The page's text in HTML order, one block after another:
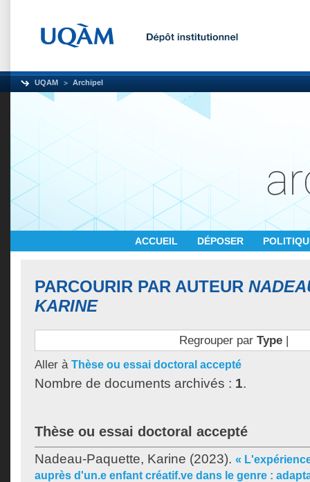
UQAM Archipel
ACCUEIL DÉPOSER
PARCOURIR PAR AUTEUR
KARINE
Regrouper par Type|
Aller à Thèse ou essai doctoral accepté
Nombre de documents archivés : 1.
Thèse ou essai doctoral accepté
Nadeau-Paquette, Karine (2023). «
auprès d'un.e enfant créatif.ve dans le genre :